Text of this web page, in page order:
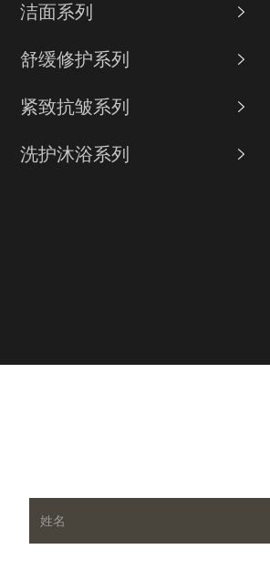
洁面系列 
舒缓修护系列 
紧致抗皱系列 
洗护沐浴系列 